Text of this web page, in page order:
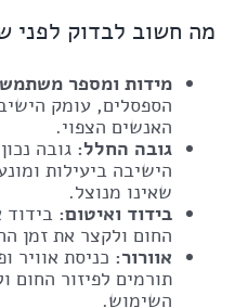
מה חשוב לבדוק לפני
מידות ומספר
הספסלים, עומק
האנשים הצפוי.
גובה החלל: גובה
הישיבה ביעילות
שאינו מנוצל.
בידוד ואיטום: בידוד
החום ולקצר את זמן
אוורור: כניסת אוויר
תורמים לפיזור החום
השימוש.